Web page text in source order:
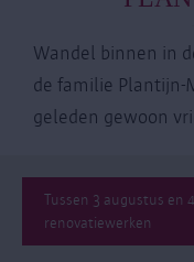
Wandel binnen in
de familie Plantijn-
geleden gewoon
Tussen 3 augustus en
renovatiewerken